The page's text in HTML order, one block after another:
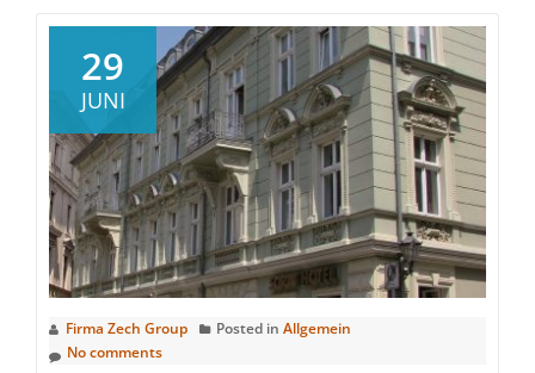
Gruppe:
Vollvermietung
für
Münchner
Fondsimmobilie
erzielt
29
JUNI
Firma Zech Group Posted in Allgemein
No comments